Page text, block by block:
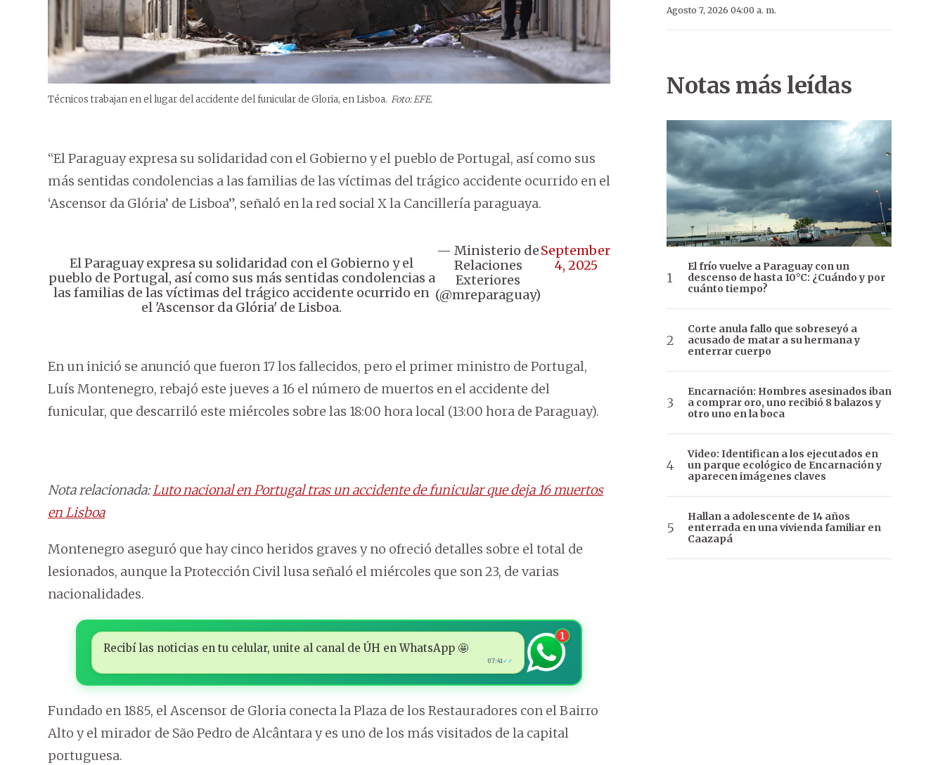
Técnicos trabajan en el lugar del accidente del funicular de Gloria, en Lisboa. Foto: EFE.
“El Paraguay expresa su solidaridad con el Gobierno y el pueblo de Portugal, así como sus
más sentidas condolencias a las familias de las víctimas del trágico accidente ocurrido en el
‘Ascensor da Glória’ de Lisboa”, señaló en la red social X la Cancillería paraguaya.
El Paraguay expresa su solidaridad con el Gobierno y el
pueblo de Portugal, así como sus más sentidas condolencias a
las familias de las víctimas del trágico accidente ocurrido en
el 'Ascensor da Glória' de Lisboa.
— Ministerio de
Relaciones
Exteriores
(@mreparaguay)
September
4, 2025
En un inició se anunció que fueron 17 los fallecidos, pero el primer ministro de Portugal,
Luís Montenegro, rebajó este jueves a 16 el número de muertos en el accidente del
funicular, que descarriló este miércoles sobre las 18:00 hora local (13:00 hora de Paraguay).
Nota relacionada:Luto nacional en Portugal tras un accidente de funicular que deja 16 muertos
en Lisboa
Montenegro aseguró que hay cinco heridos graves y no ofreció detalles sobre el total de
lesionados, aunque la Protección Civil lusa señaló el miércoles que son 23, de varias
nacionalidades.
Recibí las noticias en tu celular, unite al canal de ÚH en WhatsApp 🤩
07:41✓✓
1
Fundado en 1885, el Ascensor de Gloria conecta la Plaza de los Restauradores con el Bairro
Alto y el mirador de São Pedro de Alcântara y es uno de los más visitados de la capital
portuguesa.
Agosto 7, 2026 04:00 a. m.
Notas más leídas
El frío vuelve a Paraguay con un
descenso de hasta 10°C: ¿Cuándo y por
cuánto tiempo?
Corte anula fallo que sobreseyó a
acusado de matar a su hermana y
enterrar cuerpo
Encarnación: Hombres asesinados iban
a comprar oro, uno recibió 8 balazos y
otro uno en la boca
Video: Identifican a los ejecutados en
un parque ecológico de Encarnación y
aparecen imágenes claves
Hallan a adolescente de 14 años
enterrada en una vivienda familiar en
Caazapá